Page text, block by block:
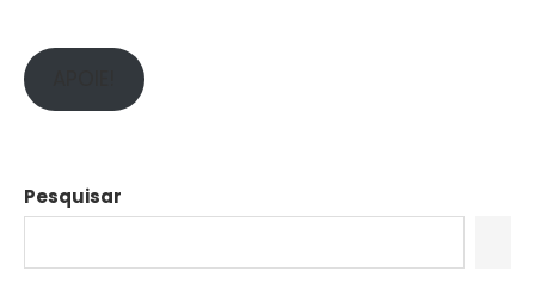
Pesquisar